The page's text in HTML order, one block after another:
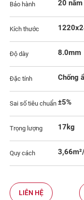
Bảo hành 20 năm
Kích thước
Độ dày 8.0mm
Đặc tính Chống
Sai số tiêu chuẩn ±5%
Trọng lượng 17kg
Quy cách
LIÊN HỆ